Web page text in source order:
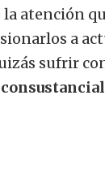
atención
a
sufrir